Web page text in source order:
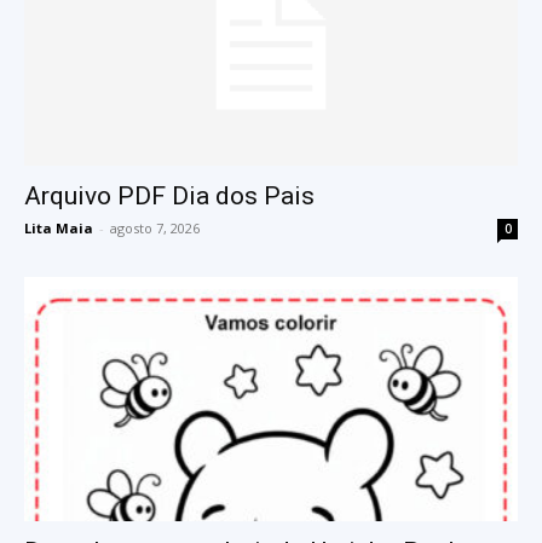
Arquivo PDF Dia dos Pais
Lita Maia - agosto 7, 2026 0